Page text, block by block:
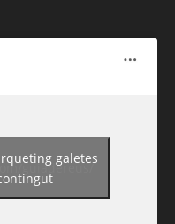
guiadereus/
galetes